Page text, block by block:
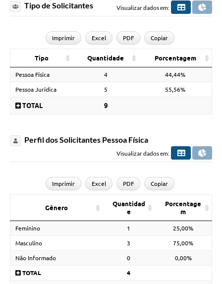
Tipo de Solicitantes Visualizar dados em:
Imprimir Excel PDF Copiar
Tipo Quantidade Porcentagem
Pessoa Física 4 44,44%
Pessoa Jurídica 5 55,56%
TOTAL 9
Perfil dos Solicitantes Pessoa Física
Visualizar dados em:
Imprimir Excel PDF Copiar
Gênero
Quantidad
e
Porcentage
m
Feminino 1 25,00%
Masculino 3 75,00%
Não Informado 0 0,00%
TOTAL 4